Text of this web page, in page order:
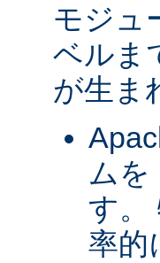
モジュ
ベルま
が生ま
ムを
す。
率的